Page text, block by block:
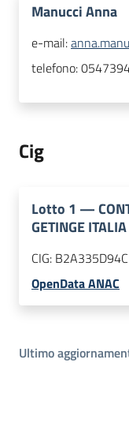
Manucci Anna
e-mail:
telefono:
Cig
Lotto 1 —
GETINGE ITALIA
CIG: B2A335D94C
OpenData ANAC
Ultimo